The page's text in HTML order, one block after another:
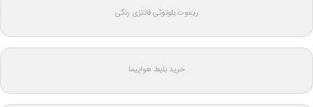
ریموت بلوتوثی فانتزی رنگی
خرید بلیط هواپیما